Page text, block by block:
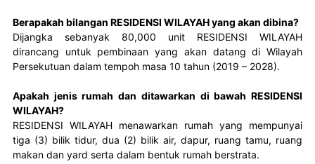
Berapakah bilangan RESIDENSI WILAYAH yang akan dibina?
Dijangka sebanyak 80,000 unit RESIDENSI WILAYAH
dirancang untuk pembinaan yang akan datang di Wilayah
Persekutuan dalam tempoh masa 10 tahun (2019 – 2028).
Apakah jenis rumah dan ditawarkan di bawah RESIDENSI
WILAYAH?
RESIDENSI WILAYAH menawarkan rumah yang mempunyai
tiga (3) bilik tidur, dua (2) bilik air, dapur, ruang tamu, ruang
makan dan yard serta dalam bentuk rumah berstrata.